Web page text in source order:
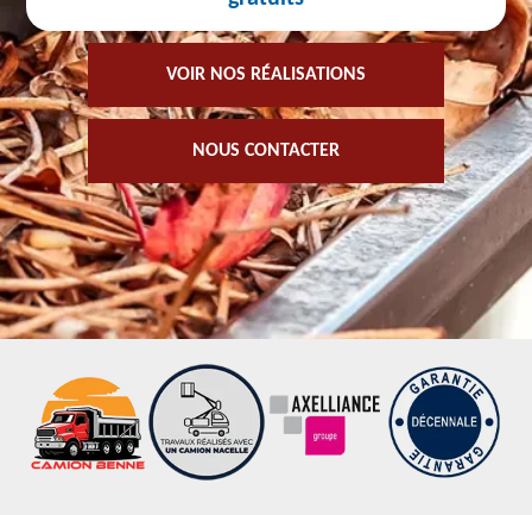
VOIR NOS RÉALISATIONS
NOUS CONTACTER